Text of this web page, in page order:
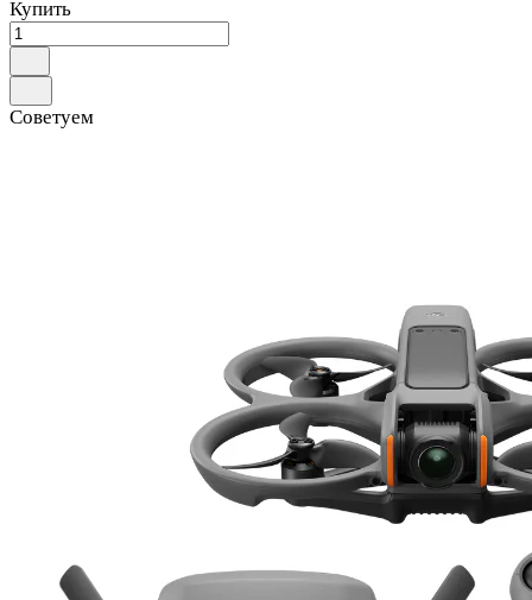
Купить
Советуем